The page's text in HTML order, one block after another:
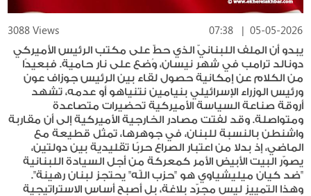
3088 Views 07:38 |05-05-2026
يبدو أن الملف اللبنانيّ الذي حطّ على مكتب الرئيس الأميركي
دونالد ترامب في شهر نيسان، وُضع على نار حامية. فبعيدًا
من الكلام عن إمكانية حصول لقاء بين الرئيس جوزاف عون
ورئيس الوزراء الإسرائيلي بنيامين نتنياهو أو عدمه، تشهد
أروقة صناعة السياسة الأميركية تحضيرات متصاعدة
ومتواصلة. وقد لفتت مصادر الخارجية الأميركية إلى أن مقاربة
واشنطن بالنسبة للبنان، في جوهرها، تمثل قطيعة مع
الماضي، إذ بدلا من اعتبار الصراع حربًا تقليدية بين دولتين،
يصوّر البيت الأبيض الأمر كمعركة من أجل السيادة اللبنانية
"ضد كيان ميليشياوي هو "حزب اللّه" يحتجز لبنان رهينة".
وهذا التمييز ليس مجرّد بلاغة، بل أصبح أساس الاستراتيجية